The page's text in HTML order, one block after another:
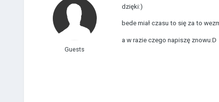
Guests
dzięki:)
bede miał czasu to się za to
a w razie czego napiszę znowu:D